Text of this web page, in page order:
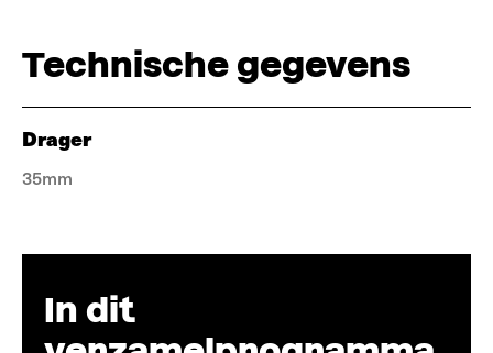
Technische gegevens
Drager
35mm
In dit